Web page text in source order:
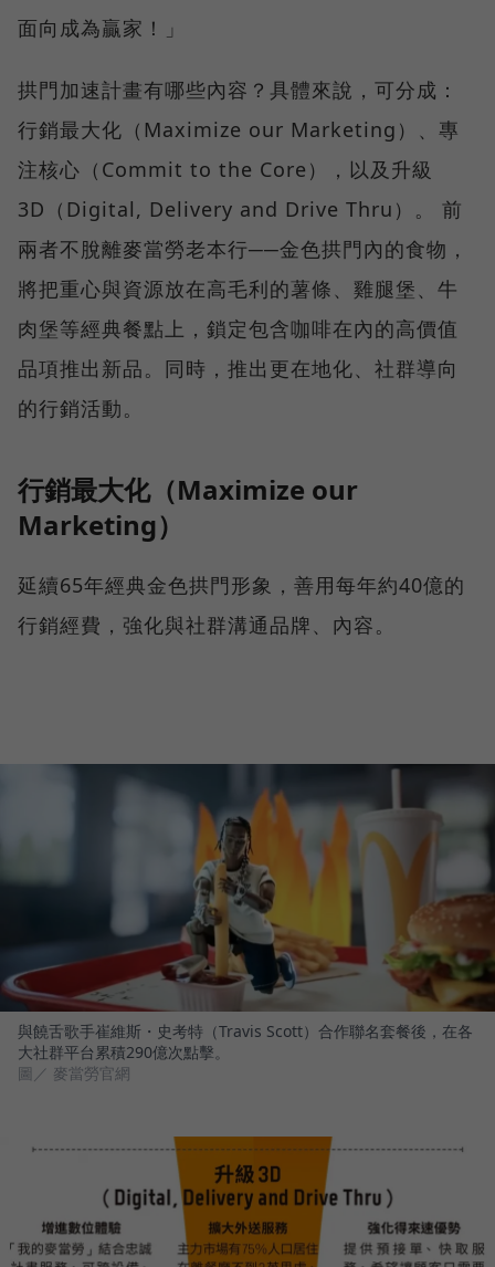
面向成為贏家！」
拱門加速計畫有哪些內容？具體來說，可分成：
行銷最大化（Maximize our Marketing）、專
注核心（Commit to the Core），以及升級
3D（Digital, Delivery and Drive Thru）。 前
兩者不脫離麥當勞老本行──金色拱門內的食物，
將把重心與資源放在高毛利的薯條、雞腿堡、牛
肉堡等經典餐點上，鎖定包含咖啡在內的高價值
品項推出新品。同時，推出更在地化、社群導向
的行銷活動。
行銷最大化（Maximize our
Marketing）
延續65年經典金色拱門形象，善用每年約40億的
行銷經費，強化與社群溝通品牌、內容。
與饒舌歌手崔維斯・史考特（Travis Scott）合作聯名套餐後，在各
大社群平台累積290億次點擊。
圖／ 麥當勞官網